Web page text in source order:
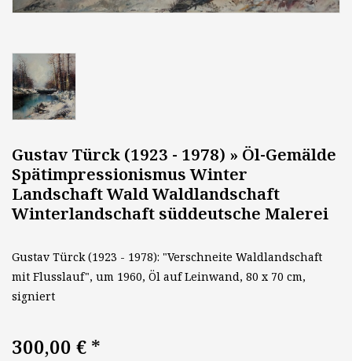
Gustav Türck (1923 - 1978) » Öl-Gemälde
Spätimpressionismus Winter
Landschaft Wald Waldlandschaft
Winterlandschaft süddeutsche Malerei
Gustav Türck (1923 - 1978): "Verschneite Waldlandschaft
mit Flusslauf", um 1960, Öl auf Leinwand, 80 x 70 cm,
signiert
300,00 € *